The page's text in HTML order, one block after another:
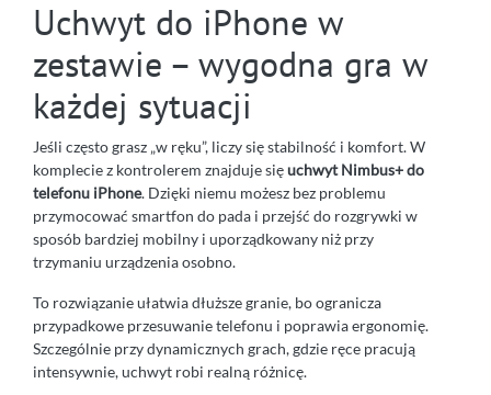
Uchwyt do iPhone w
zestawie – wygodna gra w
każdej sytuacji
Jeśli często grasz „w ręku”, liczy się stabilność i komfort. W
komplecie z kontrolerem znajduje sięuchwyt Nimbus+ do
telefonu iPhone. Dzięki niemu możesz bez problemu
przymocować smartfon do pada i przejść do rozgrywki w
sposób bardziej mobilny i uporządkowany niż przy
trzymaniu urządzenia osobno.
To rozwiązanie ułatwia dłuższe granie, bo ogranicza
przypadkowe przesuwanie telefonu i poprawia ergonomię.
Szczególnie przy dynamicznych grach, gdzie ręce pracują
intensywnie, uchwyt robi realną różnicę.